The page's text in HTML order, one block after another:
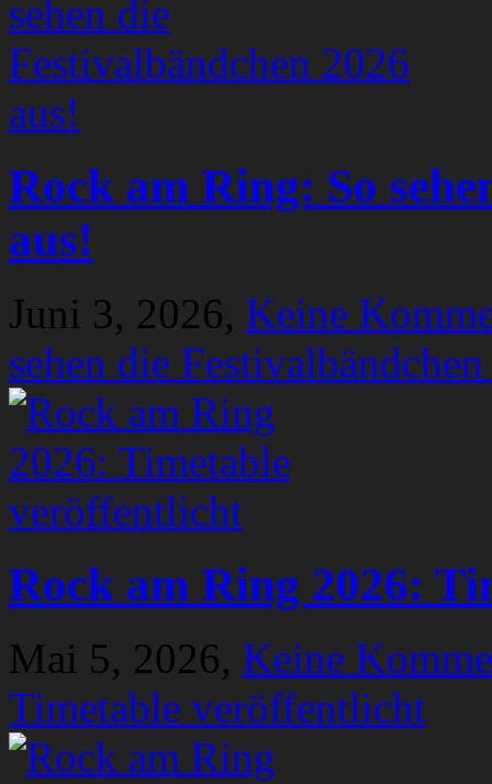
Rock am Ring: So
aus!
Juni 3, 2026, Keine
sehen die
Rock am Ring 2026:
Mai 5, 2026, Keine
Timetable veröffentlicht